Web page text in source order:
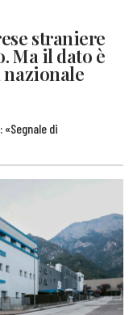
straniere
Ma il dato è
«Segnale di